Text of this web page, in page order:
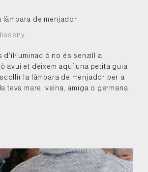
làmpara de menjador
d'il·luminació no és senzill a
avui et deixem aquí una petita guia
la làmpara de menjador per a
teva mare, veïna, amiga o germana.